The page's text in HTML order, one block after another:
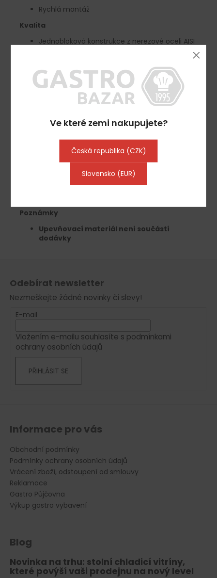
Rychlá montáž
Kvalita
Jednobloková konstrukce z nerezové oceli AISI
Labyrintové filtry z nerezové oceli 18/10
Rozsah dodávky
Ochranný filtr proti plameni 12 / Typ B
Vyrobeno samozřejmě v souladu s
hygienickými a bezpečnostními směrnicemi
Výrobek nese označení CE.
Materiál odpovídá evropským potravinářským
Poznámky
Upevňovací materiál není součástí
dodávky
Odebírat newsletter
Nezmeškejte žádné novinky či slevy!
E-mail
Vložením e-mailu souhlasíte s podmínkami
ochrany osobních údajů
PŘIHLÁSIT SE
Informace pro vás
Obchodní podmínky
Podmínky ochrany osobních údajů
Vrácení zboží, odstoupení od smlouvy
Reklamace
Gastro Půjčovna
Výkup gastro vybavení
Blog
Novinka na trhu: stolní chladicí vitríny,
které povýší vaši prodejnu na nový level
Ve které zemi nakupujete?
Česká republika (CZK)
Slovensko (EUR)